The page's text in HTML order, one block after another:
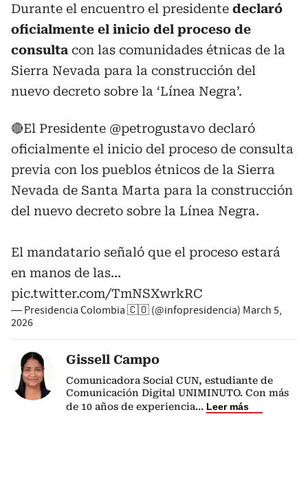
Durante el encuentro el presidente declaró
oficialmente el inicio del proceso de
consulta con las comunidades étnicas de la
Sierra Nevada para la construcción del
nuevo decreto sobre la ‘Línea Negra’.
🔴El Presidente @petrogustavo declaró
oficialmente el inicio del proceso de consulta
previa con los pueblos étnicos de la Sierra
Nevada de Santa Marta para la construcción
del nuevo decreto sobre la Línea Negra.
El mandatario señaló que el proceso estará
en manos de las…
pic.twitter.com/TmNSXwrkRC
— Presidencia Colombia 🇨🇴 (@infopresidencia) March 5,
2026
Gissell Campo
Comunicadora Social CUN, estudiante de
Comunicación Digital UNIMINUTO. Con más
de 10 años de experiencia... Leer más